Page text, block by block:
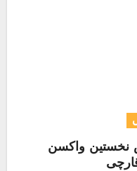
نخستین واکسن